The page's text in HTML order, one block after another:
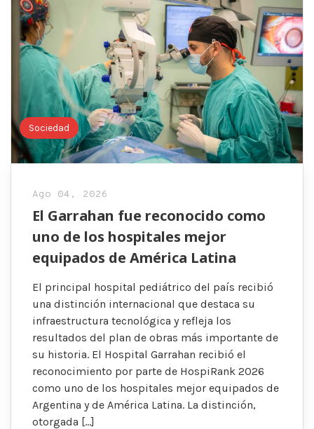
Sociedad
Ago 04, 2026
El Garrahan fue reconocido como
uno de los hospitales mejor
equipados de América Latina
El principal hospital pediátrico del país recibió
una distinción internacional que destaca su
infraestructura tecnológica y refleja los
resultados del plan de obras más importante de
su historia. El Hospital Garrahan recibió el
reconocimiento por parte de HospiRank 2026
como uno de los hospitales mejor equipados de
Argentina y de América Latina. La distinción,
otorgada […]